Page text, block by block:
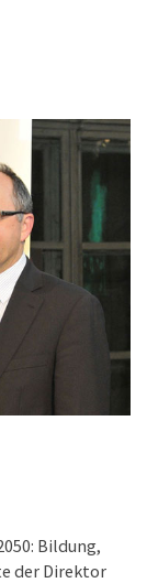
Bildung,
der Direktor